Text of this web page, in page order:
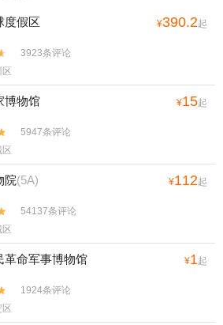
度假区 ¥390.2起
3923条评论
博物馆 ¥15起
5947条评论
院(5A) ¥112起
54137条评论
革命军事博物馆 ¥1起
1924条评论